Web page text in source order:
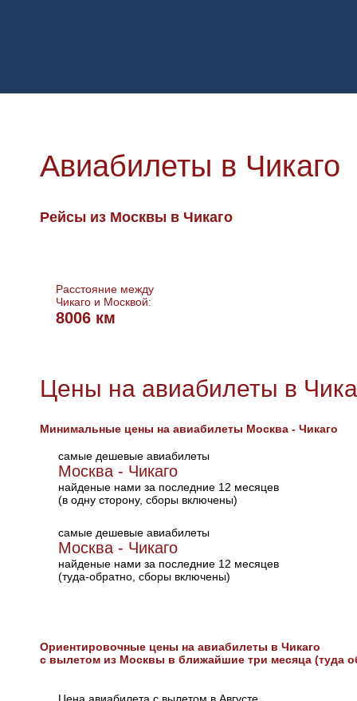
Авиабилеты в Чикаго
Рейсы из Москвы в Чикаго
Расстояние между
Чикаго и Москвой:
8006 км
Цены на авиабилеты в
Минимальные цены на авиабилеты Москва - Чикаго
самые дешевые авиабилеты
Москва - Чикаго
найденые нами за последние 12 месяцев
(в одну сторону, сборы включены)
самые дешевые авиабилеты
Москва - Чикаго
найденые нами за последние 12 месяцев
(туда-обратно, сборы включены)
Ориентировочные цены на авиабилеты в Чикаго
с вылетом из Москвы в ближайшие три месяца (туда